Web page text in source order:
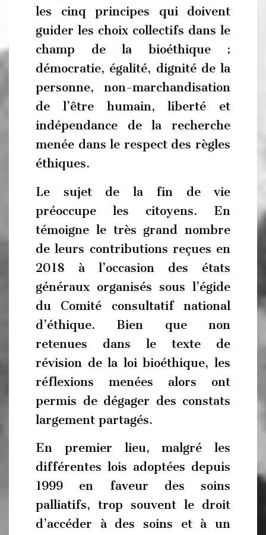
les cinq principes qui doivent
guider les choix collectifs dans le
champ de la bioéthique :
démocratie, égalité, dignité de la
personne, non-marchandisation
de l’être humain, liberté et
indépendance de la recherche
menée dans le respect des règles
éthiques.
Le sujet de la fin de vie
préoccupe les citoyens. En
témoigne le très grand nombre
de leurs contributions reçues en
2018 à l’occasion des états
généraux organisés sous l’égide
du Comité consultatif national
d’éthique. Bien que non
retenues dans le texte de
révision de la loi bioéthique, les
réflexions menées alors ont
permis de dégager des constats
largement partagés.
En premier lieu, malgré les
différentes lois adoptées depuis
1999 en faveur des soins
palliatifs, trop souvent le droit
d’accéder à des soins et à un